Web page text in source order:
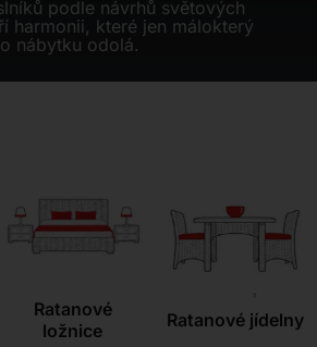
Značky
podle návrhů světových
harmonii, které jen málokterý
nábytku odolá.
Ratanové
ložnice
Ratanové jídelny